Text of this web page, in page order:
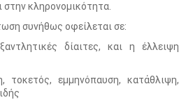
στην κληρονομικότητα.
συνήθως οφείλεται σε:
δίαιτες, και η έλλειψη
τοκετός, εμμηνόπαυση, κατάθλιψη,